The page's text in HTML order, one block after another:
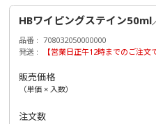
HBワイピングステイン50ml
品番
708032050000000
発送
【営業日正午12時までのご注文
販売価格
（単価 × 入数）
注文数